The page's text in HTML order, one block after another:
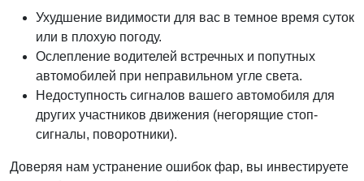
Ухудшение видимости для вас в темное время суток
или в плохую погоду.
Ослепление водителей встречных и попутных
автомобилей при неправильном угле света.
Недоступность сигналов вашего автомобиля для
других участников движения (негорящие стоп-
сигналы, поворотники).
Доверяя нам устранение ошибок фар, вы инвестируете